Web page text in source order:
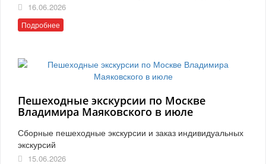
16.06.2026
Подробнее
Пешеходные экскурсии по Москве
Владимира Маяковского в июле
Сборные пешеходные экскурсии и заказ индивидуальных
экскурсий
15.06.2026